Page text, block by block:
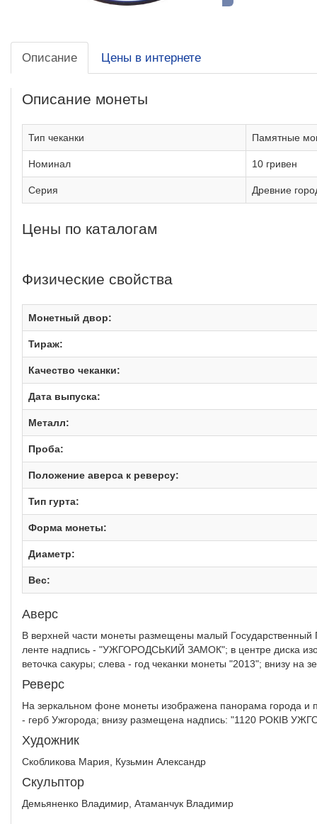
Описание Цены в интернете
Описание монеты
Тип чеканки Памятные
Номинал 10 гривен
Серия Древние
Цены по каталогам
Физические свойства
Монетный двор:
Тираж:
Качество чеканки:
Дата выпуска:
Металл:
Проба:
Положение аверса к реверсу:
Тип гурта:
Форма монеты:
Диаметр:
Вес:
Аверс
В верхней части монеты размещены малый
ленте надпись - "УЖГОРОДСЬКИЙ ЗАМОК"; в центре диска
веточка сакуры; слева - год чеканки монеты "2013"; внизу
Реверс
На зеркальном фоне монеты изображена панорама города и
- герб Ужгорода; внизу размещена надпись: "1120 РОКІВ
Художник
Скобликова Мария, Кузьмин Александр
Скульптор
Демьяненко Владимир, Атаманчук Владимир